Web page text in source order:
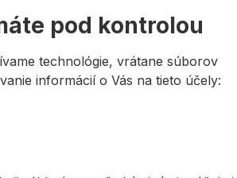
uhlových
pod kontrolou
technológie, vrátane súborov
informácií o Vás na tieto účely: